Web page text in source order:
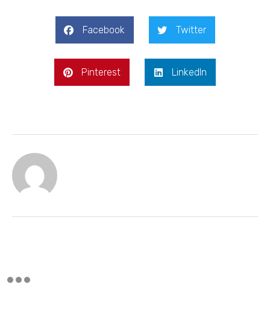
Facebook Twitter
Pinterest LinkedIn